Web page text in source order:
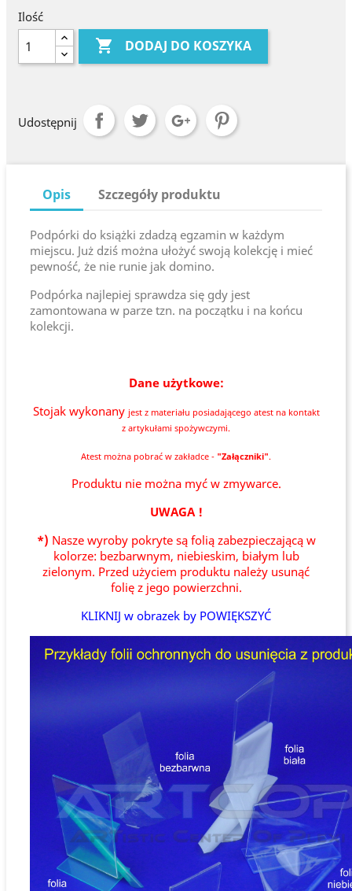
Ilość
 DODAJ DO KOSZYKA
Udostępnij
Opis Szczegóły produktu
Podpórki do książki zdadzą egzamin w każdym
miejscu. Już dziś można ułożyć swoją kolekcję i mieć
pewność, że nie runie jak domino.
Podpórka najlepiej sprawdza się gdy jest
zamontowana w parze tzn. na początku i na końcu
kolekcji.
Dane użytkowe:
Stojak wykonany jest z materiału posiadającego atest na kontakt
z artykułami spożywczymi.
Atest można pobrać w zakładce - "Załączniki".
Produktu nie można myć w zmywarce.
UWAGA !
*) Nasze wyroby pokryte są folią zabezpieczającą w
kolorze: bezbarwnym, niebieskim, białym lub
zielonym. Przed użyciem produktu należy usunąć
folię z jego powierzchni.
KLIKNIJ w obrazek by POWIĘKSZYĆ